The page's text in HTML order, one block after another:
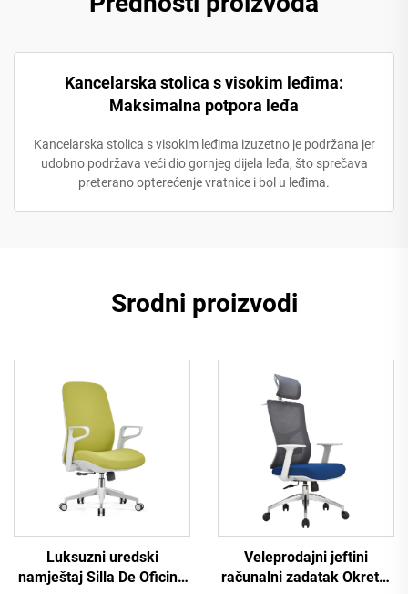
Kancelarska stolica s visokim leđima:
Maksimalna potpora leđa
Kancelarska stolica s visokim leđima izuzetno je podržana jer
udobno podržava veći dio gornjeg dijela leđa, što sprečava
preterano opterećenje vratnice i bol u leđima.
Srodni proizvodi
Luksuzni uredski
namještaj Silla De Oficina
Veleprodajni jeftini
računalni zadatak Okretni